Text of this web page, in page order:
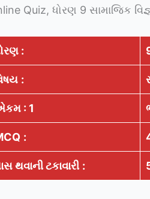
Quiz, ધોરણ 9 સામાજિક
:
:
: 1
:
થવાની ટકાવારી :